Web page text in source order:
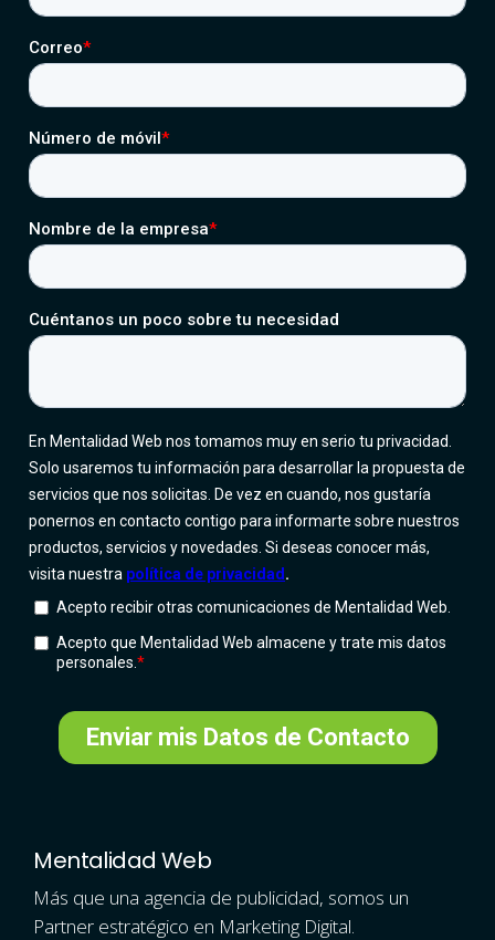
Mentalidad Web
Más que una agencia de publicidad, somos un
Partner estratégico en Marketing Digital.